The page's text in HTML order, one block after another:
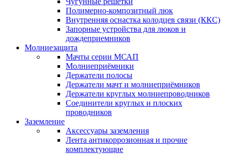
Полимерно-композитный люк
Внутренняя оснастка колодцев связи (ККС)
Запорные устройства для люков и
дождеприемников
Молниезащита
Мачты серии МСАП
Молниеприёмники
Держатели полосы
Держатели мачт и молниеприёмников
Держатели круглых молниепроводников
Cоединители круглых и плоских
проводников
Заземление
Аксессуары заземления
Лента антикоррозионная и прочие
комплектующие